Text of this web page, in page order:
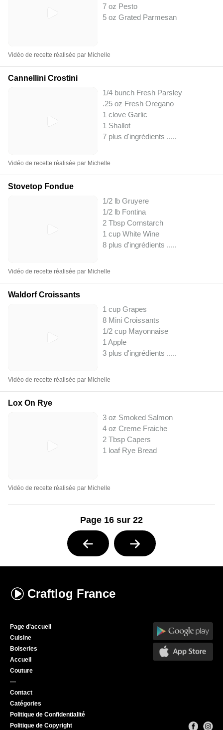
7 oz Pesto
5 oz Grated Parmesan
Vidéo de recette réalisée par Michelle
Cannellini Crostini
1/4 bunch Fresh Parsley
.25 oz Fresh Oregano
1 clove Garlic
1 Shallot
7 plus d'ingrédients .....
Vidéo de recette réalisée par Michelle
Stovetop Fondue
1/2 lb Gruyere
1/2 lb Fontina
2 Tbsp Cornstarch
1 cup White Wine
8 plus d'ingrédients .....
Vidéo de recette réalisée par Michelle
Waldorf Croissants
1 cup Grapes
8 Mini Croissants
1/2 cup Mayonnaise
1 Apple
3 plus d'ingrédients .....
Vidéo de recette réalisée par Michelle
Lox On Rye
3 oz Smoked Salmon
4 oz Creme Fraiche
2 Tbsp Capers
1 loaf Rye Bread
Vidéo de recette réalisée par Michelle
Page 16 sur 22
Craftlog France
Page d'accueil
Cuisine
Boiseries
Accueil
Couture
—
Contact
Catégories
Politique de Confidentialité
Politique de Copyright